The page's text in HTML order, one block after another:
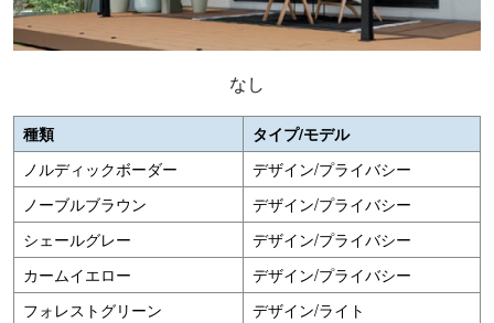
なし
種類
タイプ/モデル
ノルディックボーダー
デザイン/プライバシー
ノーブルブラウン
デザイン/プライバシー
シェールグレー
デザイン/プライバシー
カームイエロー
デザイン/プライバシー
フォレストグリーン
デザイン/ライト